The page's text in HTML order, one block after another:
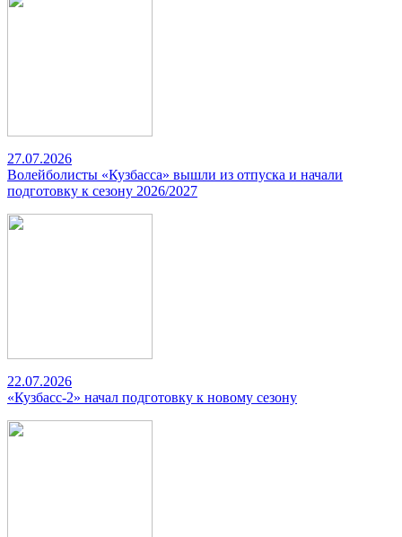
27.07.2026
Волейболисты «Кузбасса» вышли из отпуска и начали
подготовку к сезону 2026/2027
22.07.2026
«Кузбасс-2» начал подготовку к новому сезону